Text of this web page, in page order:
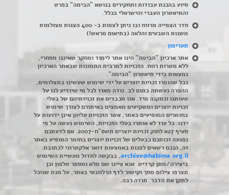
סיוע בהכנת עבודות ותחקירים בנושא "הבימה" בפרט
והתיאטרון העברי והישראלי בכלל.
חדר הצפייה מרווח ובו ניתן לצפות ב- 400 הצגות מצולמות
משנות השבעים והלאה (בתיאום מראש!)
תעריפון
אתר ארכיון "הבימה" הינו אתר לימוד ומחקר שאיננו מסחרי,
ללא מטרות רווח. הזכויות למרבית התמונות שבאתר הארכיון
נמצאות בידי תיאטרון "הבימה".
ככל שהופרו זכויות יוצרים על ידי שימוש שעשינו בתצלומים,
ההפרה נעשתה בתום לב. נודה מאוד לכל מי שיודיע לנו על
טעותנו ונתקנה מיד. אנו מכבדים את זכויותיהם של בעלי
זכויות יוצרים ומשקיעים מאמצים באיתורם לצורך שימוש
בחומרים המופיעים באתר, אשר הזכויות עליהן אינן ידועות על
ידנו. כל עוד לא אותרו בעלי הזכויות, השימוש נעשה על פי
סעיף 27א לחוק זכויות יוצרים תשס"ח-2007. אם לדעתכם
נפגעה זכותכם כבעלים של זכויות יוצרים בחומר המופיע באתר
זה, הנכם רשאים לפנות באמצעות דואר אלקטרוני לכתובת:
archive@habima.org.il, בבקשה לחדול מעשיית השימוש
ביצירה/מתן קרדיט. אנא ציינו שם מלא ומספר טלפון וכן
תצרפו צילום מסך וקישור לדף הרלוונטי באתר, על מנת שנוכל
לתקן את הדבר. תודה רבה.